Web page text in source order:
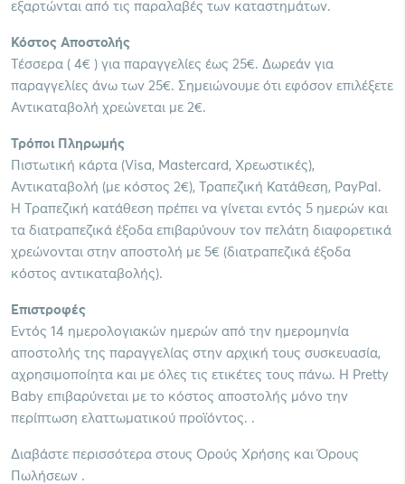
εξαρτώνται από τις παραλαβές των καταστημάτων.
Κόστος Αποστολής
Τέσσερα ( 4€ ) για παραγγελίες έως 25€. Δωρεάν για
παραγγελίες άνω των 25€. Σημειώνουμε ότι εφόσον επιλέξετε
Αντικαταβολή χρεώνεται με 2€.
Τρόποι Πληρωμής
Πιστωτική κάρτα (Visa, Mastercard, Χρεωστικές),
Αντικαταβολή (με κόστος 2€), Τραπεζική Κατάθεση, PayPal.
Η Τραπεζική κατάθεση πρέπει να γίνεται εντός 5 ημερών και
τα διατραπεζικά έξοδα επιβαρύνουν τον πελάτη διαφορετικά
χρεώνονται στην αποστολή με 5€ (διατραπεζικά έξοδα
κόστος αντικαταβολής).
Επιστροφές
Εντός 14 ημερολογιακών ημερών από την ημερομηνία
αποστολής της παραγγελίας στην αρχική τους συσκευασία,
αχρησιμοποίητα και με όλες τις ετικέτες τους πάνω. Η Pretty
Baby επιβαρύνεται με το κόστος αποστολής μόνο την
περίπτωση ελαττωματικού προϊόντος. .
Διαβάστε περισσότερα στους Ορούς Χρήσης και Όρους
Πωλήσεων .